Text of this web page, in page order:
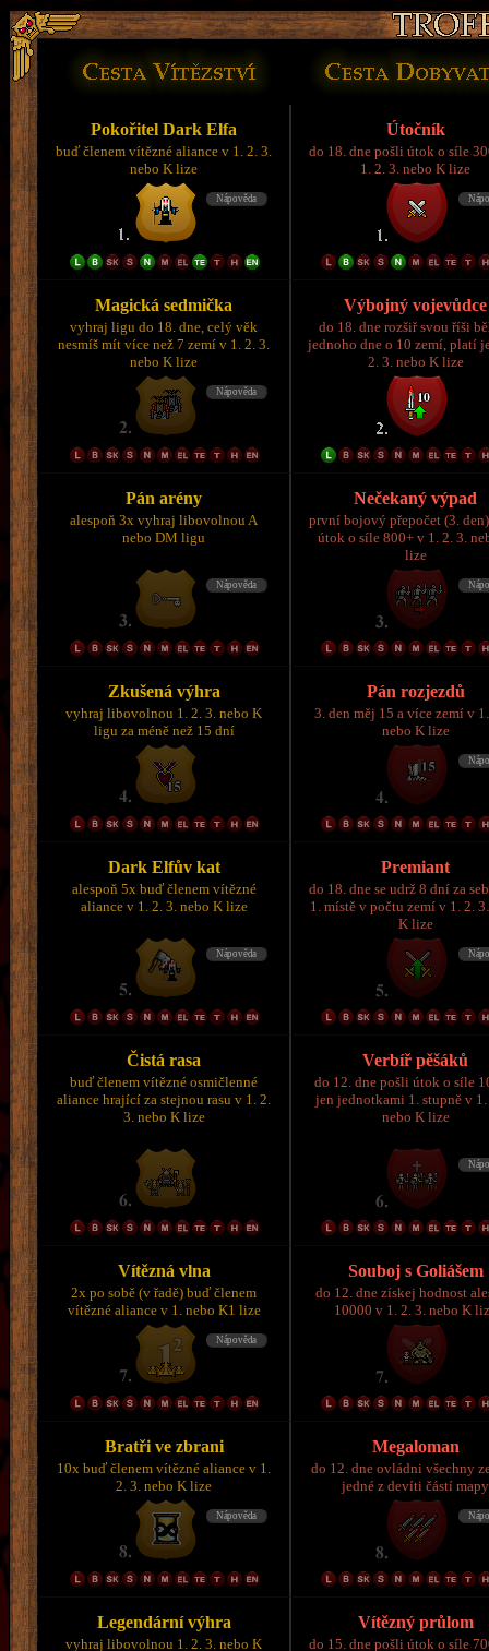
Pokořitel Dark Elfa
buď členem vítězné aliance v 1. 2. 3.
nebo K lize
Útočník
do 18. dne pošli útok o síle
1. 2. 3. nebo K lize
Magická sedmička
vyhraj ligu do 18. dne, celý věk
nesmíš mít více než 7 zemí v 1. 2. 3.
nebo K lize
Výbojný vojevůdce
do 18. dne rozšiř svou říši
jednoho dne o 10 zemí, platí
2. 3. nebo K lize
Pán arény
alespoň 3x vyhraj libovolnou A
nebo DM ligu
Nečekaný výpad
první bojový přepočet (3.
útok o síle 800+ v 1. 2. 3.
lize
Zkušená výhra
vyhraj libovolnou 1. 2. 3. nebo K
ligu za méně než 15 dní
Pán rozjezdů
3. den měj 15 a více zemí v
nebo K lize
Dark Elfův kat
alespoň 5x buď členem vítězné
aliance v 1. 2. 3. nebo K lize
Premiant
do 18. dne se udrž 8 dní za
1. místě v počtu zemí v 1. 2.
K lize
Čistá rasa
buď členem vítězné osmičlenné
aliance hrající za stejnou rasu v 1. 2.
3. nebo K lize
Verbíř pěšáků
do 12. dne pošli útok o síle
jen jednotkami 1. stupně v 1.
nebo K lize
Vítězná vlna
2x po sobě (v řadě) buď členem
vítězné aliance v 1. nebo K1 lize
Souboj s Goliášem
do 12. dne získej hodnost
10000 v 1. 2. 3. nebo K
Bratři ve zbrani
10x buď členem vítězné aliance v 1.
2. 3. nebo K lize
Megaloman
do 12. dne ovládni všechny
jedné z devíti částí mapy
Legendární výhra
vyhraj libovolnou 1. 2. 3. nebo K
Vítězný průlom
do 15. dne pošli útok o síle